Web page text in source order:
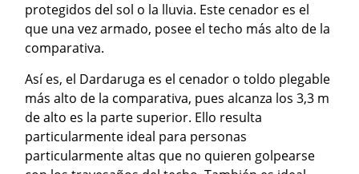
protegidos del sol o la lluvia. Este cenador es el
que una vez armado, posee el techo más alto de la
comparativa.
Así es, el Dardaruga es el cenador o toldo plegable
más alto de la comparativa, pues alcanza los 3,3 m
de alto es la parte superior. Ello resulta
particularmente ideal para personas
particularmente altas que no quieren golpearse